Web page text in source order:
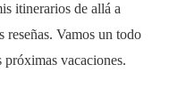
itinerarios de allá a
reseñas. Vamos un todo
próximas vacaciones.